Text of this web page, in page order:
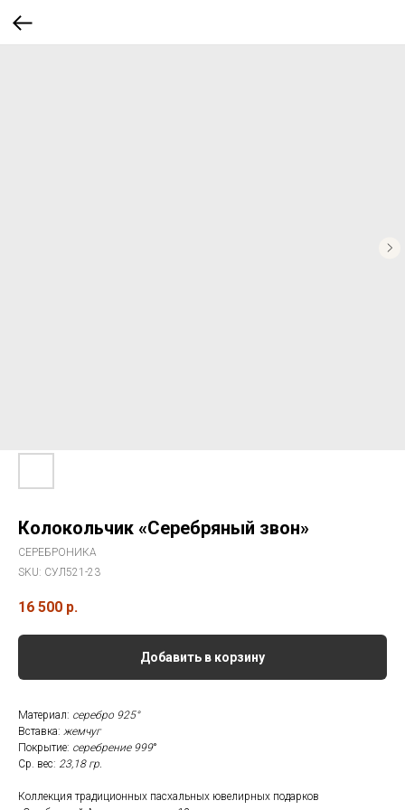
Колокольчик «Серебряный звон»
СЕРЕБРОНИКА
SKU: СУЛ521-23
16 500 р.
Добавить в корзину
Материал: серебро 925°
Вставка: жемчуг
Покрытие: серебрение 999°
Ср. вес: 23,18 гр.
Коллекция традиционных пасхальных ювелирных подарков